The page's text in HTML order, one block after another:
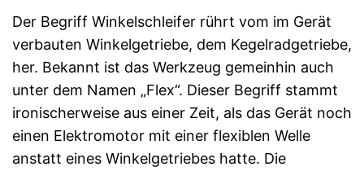
Der Begriff Winkelschleifer rührt vom im Gerät
verbauten Winkelgetriebe, dem Kegelradgetriebe,
her. Bekannt ist das Werkzeug gemeinhin auch
unter dem Namen „Flex“. Dieser Begriff stammt
ironischerweise aus einer Zeit, als das Gerät noch
einen Elektromotor mit einer flexiblen Welle
anstatt eines Winkelgetriebes hatte. Die